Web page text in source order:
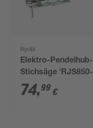
Ryobi
Elektro-Pendelhub-
Stichsäge 'RJS850-K'
Hablänge 23 mm
74,99 €